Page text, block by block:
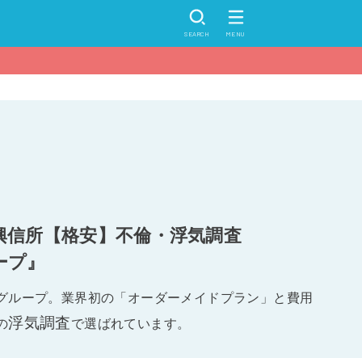
SEARCH MENU
信所【格安】不倫・浮気調査
』
ループ。業界初の「オーダーメイドプラン」と費用
浮気調査で選ばれています。